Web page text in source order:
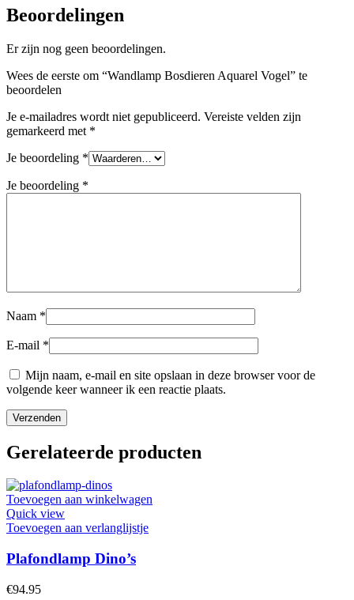
Beoordelingen
Er zijn nog geen beoordelingen.
Wees de eerste om “Wandlamp Bosdieren Aquarel Vogel” te
beoordelen
Je e-mailadres wordt niet gepubliceerd. Vereiste velden zijn
gemarkeerd met *
Je beoordeling *
Je beoordeling *
Naam *
E-mail *
Mijn naam, e-mail en site opslaan in deze browser voor de
volgende keer wanneer ik een reactie plaats.
Gerelateerde producten
Toevoegen aan winkelwagen
Quick view
Toevoegen aan verlanglijstje
Plafondlamp Dino’s
€94.95